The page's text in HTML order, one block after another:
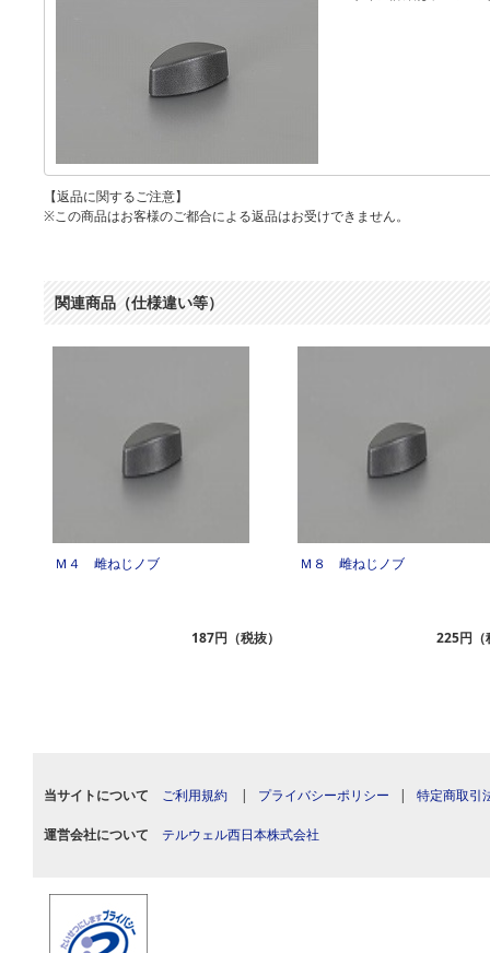
【返品に関するご注意】
※この商品はお客様のご都合による返品はお受けできません。
関連商品（仕様違い等）
Ｍ４ 雌ねじノブ
187円（税抜）
Ｍ８ 雌ねじノブ
225円（
当サイトについて ご利用規約 | プライバシーポリシー | 特定商取引
運営会社について テルウェル西日本株式会社